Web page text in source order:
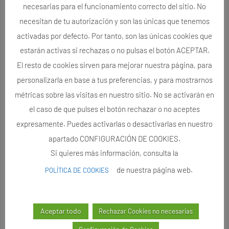
necesarias para el funcionamiento correcto del sitio. No
necesitan de tu autorización y son las únicas que tenemos
activadas por defecto. Por tanto, son las únicas cookies que
estarán activas si rechazas o no pulsas el botón ACEPTAR.
El resto de cookies sirven para mejorar nuestra página, para
personalizarla en base a tus preferencias, y para mostrarnos
métricas sobre las visitas en nuestro sitio. No se activarán en
el caso de que pulses el botón rechazar o no aceptes
expresamente. Puedes activarlas o desactivarlas en nuestro
apartado CONFIGURACIÓN DE COOKIES.
Si quieres más información, consulta la
POLÍTICA DE COOKIES de nuestra página web.
Aceptar todo Rechazar Cookies no necesarias